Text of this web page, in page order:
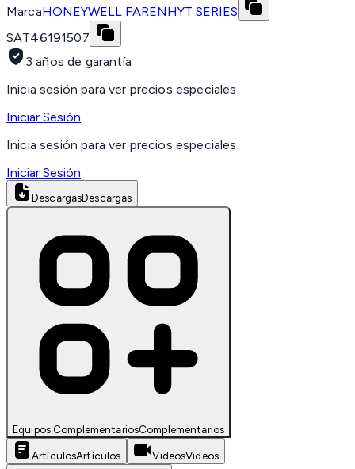
MarcaHONEYWELL FARENHYT SERIES
SAT46191507
3 años de garantía
Inicia sesión para ver precios especiales
Iniciar Sesión
Inicia sesión para ver precios especiales
Iniciar Sesión
DescargasDescargas
Equipos ComplementariosComplementarios
ArtículosArtículos VideosVideos